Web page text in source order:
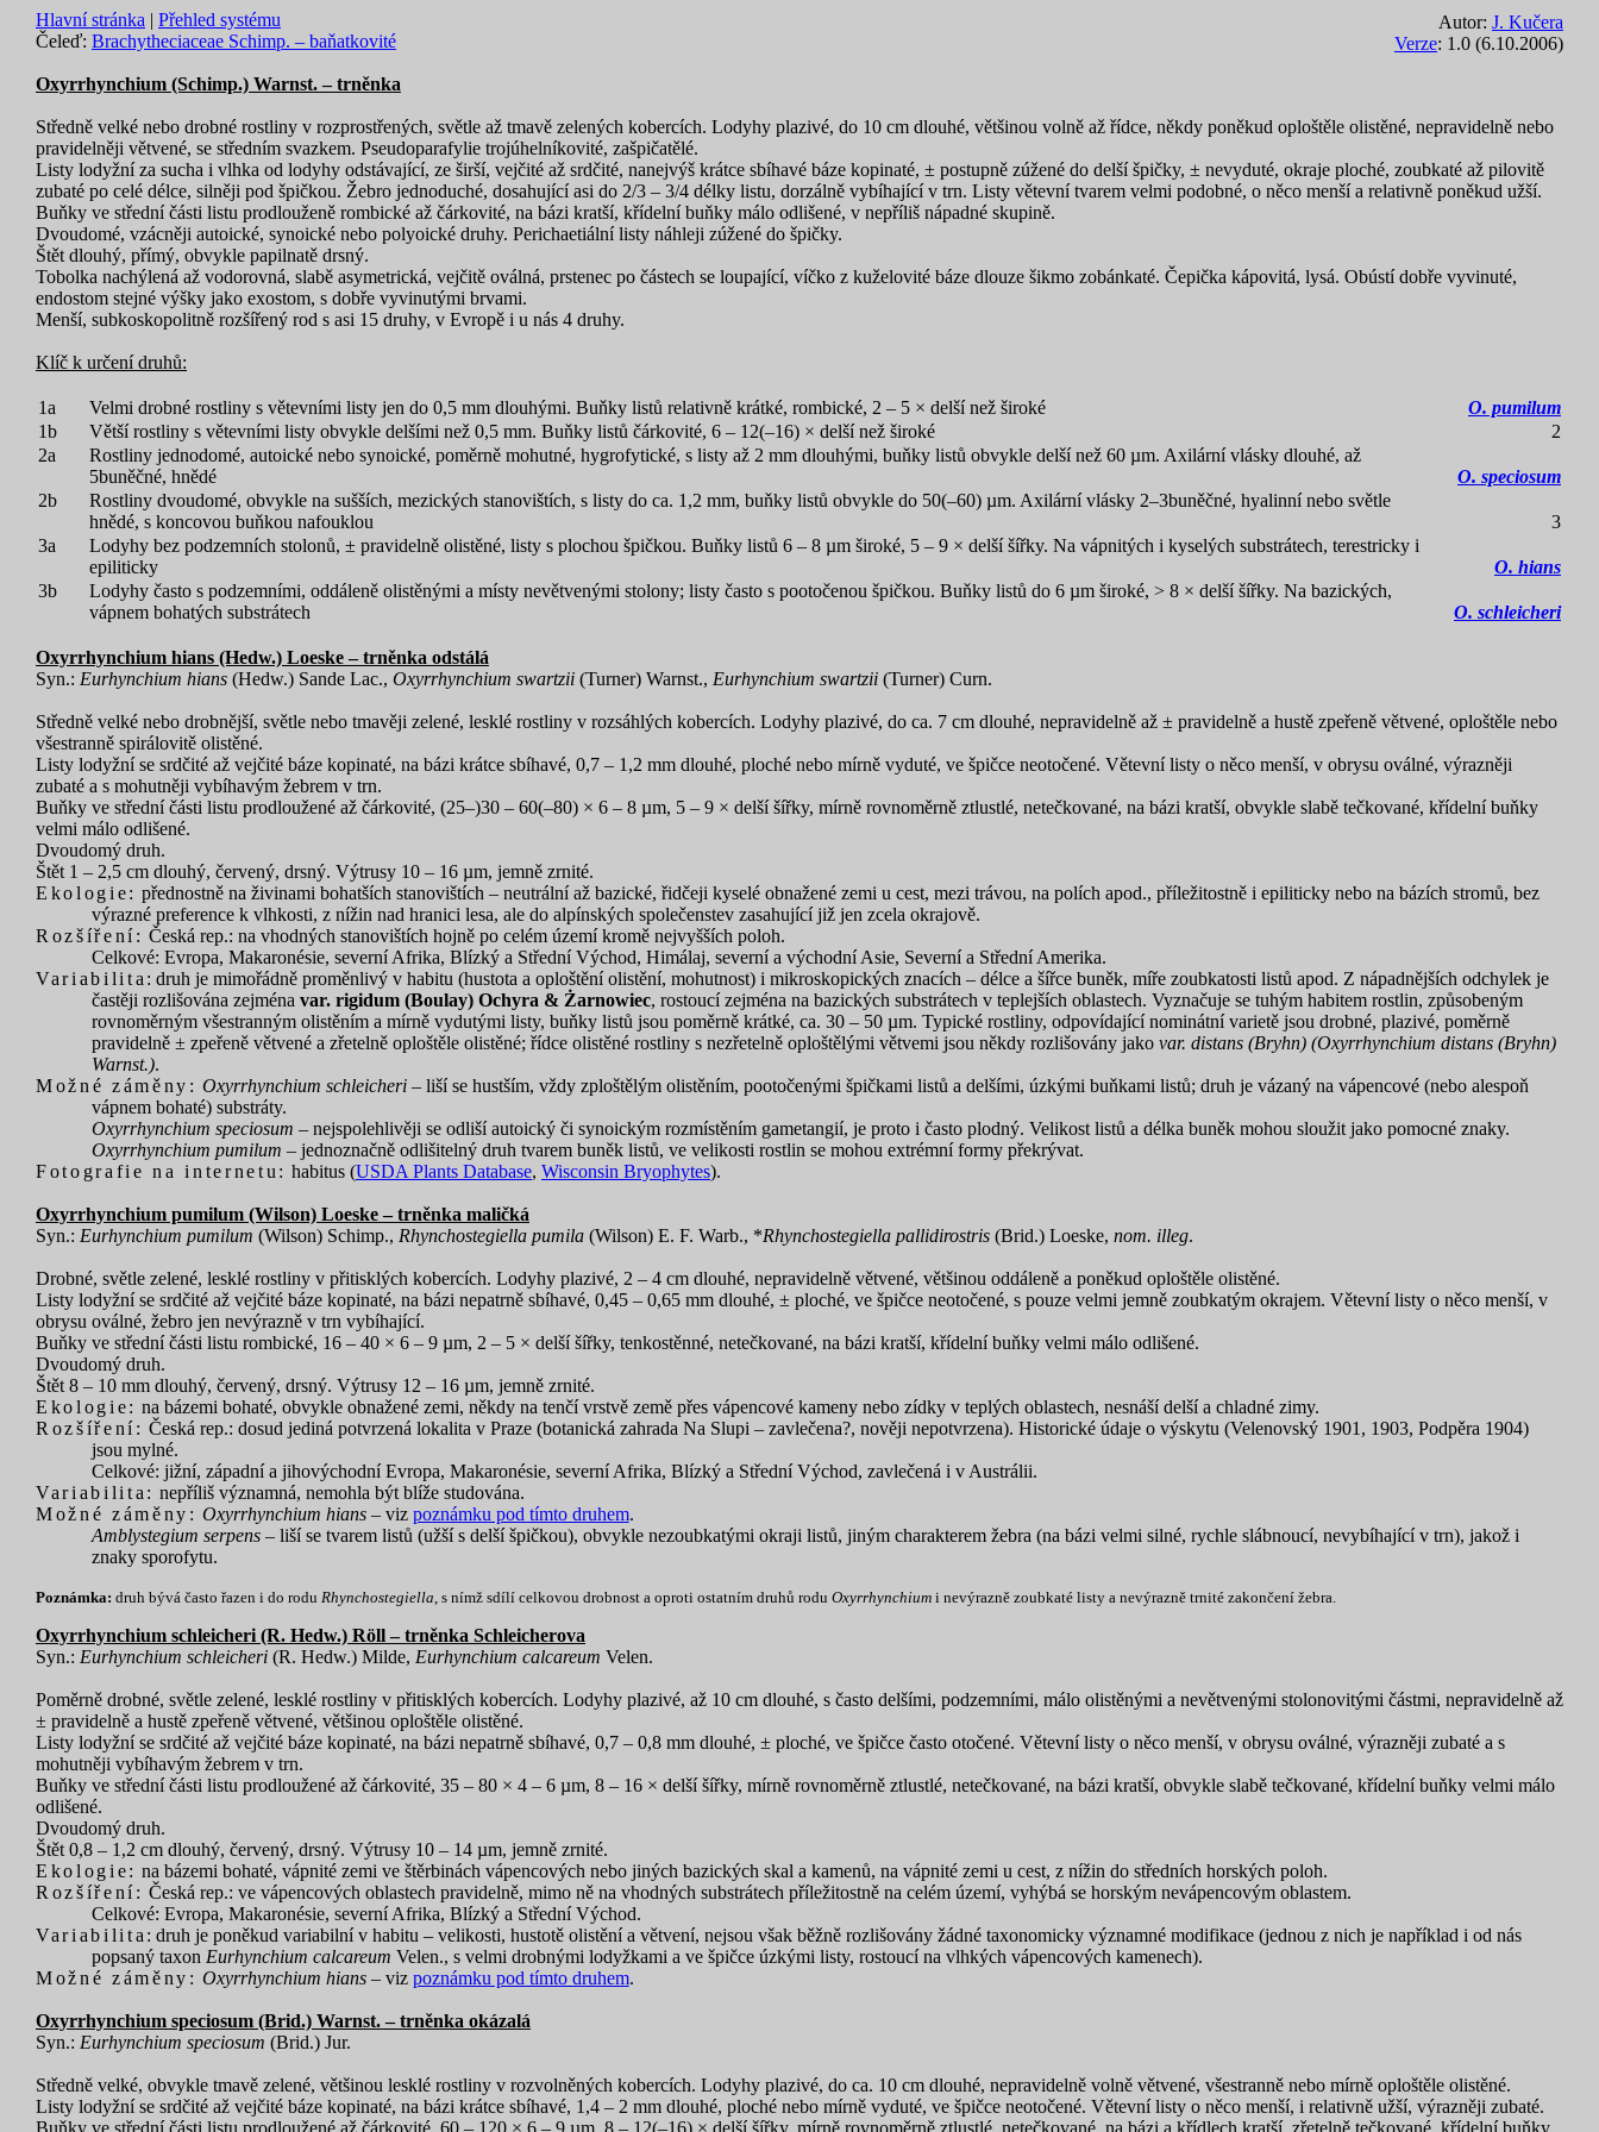
Hlavní stránka | Přehled systému
Čeleď: Brachytheciaceae Schimp. – baňatkovité
Autor: J. Kučera
Verze: 1.0 (6.10.2006)
Oxyrrhynchium (Schimp.) Warnst. – trněnka
Středně velké nebo drobné rostliny v rozprostřených, světle až tmavě zelených kobercích. Lodyhy plazivé, do 10 cm dlouhé, většinou volně až řídce, někdy poněkud oploštěle olistěné, nepravidelně nebo
pravidelněji větvené, se středním svazkem. Pseudoparafylie trojúhelníkovité, zašpičatělé.
Listy lodyžní za sucha i vlhka od lodyhy odstávající, ze širší, vejčité až srdčité, nanejvýš krátce sbíhavé báze kopinaté, ± postupně zúžené do delší špičky, ± nevyduté, okraje ploché, zoubkaté až pilovitě
zubaté po celé délce, silněji pod špičkou. Žebro jednoduché, dosahující asi do 2/3 – 3/4 délky listu, dorzálně vybíhající v trn. Listy větevní tvarem velmi podobné, o něco menší a relativně poněkud užší.
Buňky ve střední části listu prodlouženě rombické až čárkovité, na bázi kratší, křídelní buňky málo odlišené, v nepříliš nápadné skupině.
Dvoudomé, vzácněji autoické, synoické nebo polyoické druhy. Perichaetiální listy náhleji zúžené do špičky.
Štět dlouhý, přímý, obvykle papilnatě drsný.
Tobolka nachýlená až vodorovná, slabě asymetrická, vejčitě oválná, prstenec po částech se loupající, víčko z kuželovité báze dlouze šikmo zobánkaté. Čepička kápovitá, lysá. Obústí dobře vyvinuté,
endostom stejné výšky jako exostom, s dobře vyvinutými brvami.
Menší, subkoskopolitně rozšířený rod s asi 15 druhy, v Evropě i u nás 4 druhy.
Klíč k určení druhů:
1a Velmi drobné rostliny s větevními listy jen do 0,5 mm dlouhými. Buňky listů relativně krátké, rombické, 2 – 5 × delší než široké
O. pumilum
1b
Větší rostliny s větevními listy obvykle delšími než 0,5 mm. Buňky listů čárkovité, 6 – 12(–16) × delší než široké
2
2a
Rostliny jednodomé, autoické nebo synoické, poměrně mohutné, hygrofytické, s listy až 2 mm dlouhými, buňky listů obvykle delší než 60 µm. Axilární vlásky dlouhé, až
5buněčné, hnědé
O. speciosum
2b
Rostliny dvoudomé, obvykle na sušších, mezických stanovištích, s listy do ca. 1,2 mm, buňky listů obvykle do 50(–60) µm. Axilární vlásky 2–3buněčné, hyalinní nebo světle
hnědé, s koncovou buňkou nafouklou
3
3a
Lodyhy bez podzemních stolonů, ± pravidelně olistěné, listy s plochou špičkou. Buňky listů 6 – 8 µm široké, 5 – 9 × delší šířky. Na vápnitých i kyselých substrátech, terestricky i
epiliticky
O. hians
3b
Lodyhy často s podzemními, oddáleně olistěnými a místy nevětvenými stolony; listy často s pootočenou špičkou. Buňky listů do 6 µm široké, > 8 × delší šířky. Na bazických,
vápnem bohatých substrátech
O. schleicheri
Oxyrrhynchium hians (Hedw.) Loeske – trněnka odstálá
Syn.: Eurhynchium hians (Hedw.) Sande Lac., Oxyrrhynchium swartzii (Turner) Warnst., Eurhynchium swartzii (Turner) Curn.
Středně velké nebo drobnější, světle nebo tmavěji zelené, lesklé rostliny v rozsáhlých kobercích. Lodyhy plazivé, do ca. 7 cm dlouhé, nepravidelně až ± pravidelně a hustě zpeřeně větvené, oploštěle nebo
všestranně spirálovitě olistěné.
Listy lodyžní se srdčité až vejčité báze kopinaté, na bázi krátce sbíhavé, 0,7 – 1,2 mm dlouhé, ploché nebo mírně vyduté, ve špičce neotočené. Větevní listy o něco menší, v obrysu oválné, výrazněji
zubaté a s mohutněji vybíhavým žebrem v trn.
Buňky ve střední části listu prodloužené až čárkovité, (25–)30 – 60(–80) × 6 – 8 µm, 5 – 9 × delší šířky, mírně rovnoměrně ztlustlé, netečkované, na bázi kratší, obvykle slabě tečkované, křídelní buňky
velmi málo odlišené.
Dvoudomý druh.
Štět 1 – 2,5 cm dlouhý, červený, drsný. Výtrusy 10 – 16 µm, jemně zrnité.
Ekologie: přednostně na živinami bohatších stanovištích – neutrální až bazické, řidčeji kyselé obnažené zemi u cest, mezi trávou, na polích apod., příležitostně i epiliticky nebo na bázích stromů, bez
výrazné preference k vlhkosti, z nížin nad hranici lesa, ale do alpínských společenstev zasahující již jen zcela okrajově.
Rozšíření: Česká rep.: na vhodných stanovištích hojně po celém území kromě nejvyšších poloh.
Celkové: Evropa, Makaronésie, severní Afrika, Blízký a Střední Východ, Himálaj, severní a východní Asie, Severní a Střední Amerika.
Variabilita : druh je mimořádně proměnlivý v habitu (hustota a oploštění olistění, mohutnost) i mikroskopických znacích – délce a šířce buněk, míře zoubkatosti listů apod. Z nápadnějších odchylek je
častěji rozlišována zejménavar. rigidum (Boulay) Ochyra & Żarnowiec, rostoucí zejména na bazických substrátech v teplejších oblastech. Vyznačuje se tuhým habitem rostlin, způsobeným
rovnoměrným všestranným olistěním a mírně vydutými listy, buňky listů jsou poměrně krátké, ca. 30 – 50 µm. Typické rostliny, odpovídající nominátní varietě jsou drobné, plazivé, poměrně
pravidelně ± zpeřeně větvené a zřetelně oploštěle olistěné; řídce olistěné rostliny s nezřetelně oploštělými větvemi jsou někdy rozlišovány jakovar. distans (Bryhn) (Oxyrrhynchium distans (Bryhn)
Warnst.).
Možné záměny: Oxyrrhynchium schleicheri – liší se hustším, vždy zploštělým olistěním, pootočenými špičkami listů a delšími, úzkými buňkami listů; druh je vázaný na vápencové (nebo alespoň
vápnem bohaté) substráty.
Oxyrrhynchium speciosum – nejspolehlivěji se odliší autoický či synoickým rozmístěním gametangií, je proto i často plodný. Velikost listů a délka buněk mohou sloužit jako pomocné znaky.
Oxyrrhynchium pumilum – jednoznačně odlišitelný druh tvarem buněk listů, ve velikosti rostlin se mohou extrémní formy překrývat.
Fotografie na internetu: habitus (USDA Plants Database, Wisconsin Bryophytes).
Oxyrrhynchium pumilum (Wilson) Loeske – trněnka maličká
Syn.: Eurhynchium pumilum (Wilson) Schimp., Rhynchostegiella pumila (Wilson) E. F. Warb., *Rhynchostegiella pallidirostris (Brid.) Loeske, nom. illeg.
Drobné, světle zelené, lesklé rostliny v přitisklých kobercích. Lodyhy plazivé, 2 – 4 cm dlouhé, nepravidelně větvené, většinou oddáleně a poněkud oploštěle olistěné.
Listy lodyžní se srdčité až vejčité báze kopinaté, na bázi nepatrně sbíhavé, 0,45 – 0,65 mm dlouhé, ± ploché, ve špičce neotočené, s pouze velmi jemně zoubkatým okrajem. Větevní listy o něco menší, v
obrysu oválné, žebro jen nevýrazně v trn vybíhající.
Buňky ve střední části listu rombické, 16 – 40 × 6 – 9 µm, 2 – 5 × delší šířky, tenkostěnné, netečkované, na bázi kratší, křídelní buňky velmi málo odlišené.
Dvoudomý druh.
Štět 8 – 10 mm dlouhý, červený, drsný. Výtrusy 12 – 16 µm, jemně zrnité.
Ekologie: na bázemi bohaté, obvykle obnažené zemi, někdy na tenčí vrstvě země přes vápencové kameny nebo zídky v teplých oblastech, nesnáší delší a chladné zimy.
Rozšíření: Česká rep.: dosud jediná potvrzená lokalita v Praze (botanická zahrada Na Slupi – zavlečena?, nověji nepotvrzena). Historické údaje o výskytu (Velenovský 1901, 1903, Podpěra 1904)
jsou mylné.
Celkové: jižní, západní a jihovýchodní Evropa, Makaronésie, severní Afrika, Blízký a Střední Východ, zavlečená i v Austrálii.
Variabilita: nepříliš významná, nemohla být blíže studována.
Možné záměny: Oxyrrhynchium hians – viz poznámku pod tímto druhem.
Amblystegium serpens – liší se tvarem listů (užší s delší špičkou), obvykle nezoubkatými okraji listů, jiným charakterem žebra (na bázi velmi silné, rychle slábnoucí, nevybíhající v trn), jakož i
znaky sporofytu.
Poznámka: druh bývá často řazen i do rodu Rhynchostegiella, s nímž sdílí celkovou drobnost a oproti ostatním druhů rodu Oxyrrhynchium i nevýrazně zoubkaté listy a nevýrazně trnité zakončení žebra.
Oxyrrhynchium schleicheri (R. Hedw.) Röll – trněnka Schleicherova
Syn.: Eurhynchium schleicheri (R. Hedw.) Milde, Eurhynchium calcareum Velen.
Poměrně drobné, světle zelené, lesklé rostliny v přitisklých kobercích. Lodyhy plazivé, až 10 cm dlouhé, s často delšími, podzemními, málo olistěnými a nevětvenými stolonovitými částmi, nepravidelně až
± pravidelně a hustě zpeřeně větvené, většinou oploštěle olistěné.
Listy lodyžní se srdčité až vejčité báze kopinaté, na bázi nepatrně sbíhavé, 0,7 – 0,8 mm dlouhé, ± ploché, ve špičce často otočené. Větevní listy o něco menší, v obrysu oválné, výrazněji zubaté a s
mohutněji vybíhavým žebrem v trn.
Buňky ve střední části listu prodloužené až čárkovité, 35 – 80 × 4 – 6 µm, 8 – 16 × delší šířky, mírně rovnoměrně ztlustlé, netečkované, na bázi kratší, obvykle slabě tečkované, křídelní buňky velmi málo
odlišené.
Dvoudomý druh.
Štět 0,8 – 1,2 cm dlouhý, červený, drsný. Výtrusy 10 – 14 µm, jemně zrnité.
Ekologie: na bázemi bohaté, vápnité zemi ve štěrbinách vápencových nebo jiných bazických skal a kamenů, na vápnité zemi u cest, z nížin do středních horských poloh.
Rozšíření: Česká rep.: ve vápencových oblastech pravidelně, mimo ně na vhodných substrátech příležitostně na celém území, vyhýbá se horským nevápencovým oblastem.
Celkové: Evropa, Makaronésie, severní Afrika, Blízký a Střední Východ.
Variabilita : druh je poněkud variabilní v habitu – velikosti, hustotě olistění a větvení, nejsou však běžně rozlišovány žádné taxonomicky významné modifikace (jednou z nich je například i od nás
popsaný taxon Eurhynchium calcareumVelen., s velmi drobnými lodyžkami a ve špičce úzkými listy, rostoucí na vlhkých vápencových kamenech).
Možné záměny: Oxyrrhynchium hians – viz poznámku pod tímto druhem.
Oxyrrhynchium speciosum (Brid.) Warnst. – trněnka okázalá
Syn.: Eurhynchium speciosum (Brid.) Jur.
Středně velké, obvykle tmavě zelené, většinou lesklé rostliny v rozvolněných kobercích. Lodyhy plazivé, do ca. 10 cm dlouhé, nepravidelně volně větvené, všestranně nebo mírně oploštěle olistěné.
Listy lodyžní se srdčité až vejčité báze kopinaté, na bázi krátce sbíhavé, 1,4 – 2 mm dlouhé, ploché nebo mírně vyduté, ve špičce neotočené. Větevní listy o něco menší, i relativně užší, výrazněji zubaté.
Buňky ve střední části listu prodloužené až čárkovité, 60 – 120 × 6 – 9 µm, 8 – 12(–16) × delší šířky, mírně rovnoměrně ztlustlé, netečkované, na bázi a křídlech kratší, zřetelně tečkované, křídelní buňky